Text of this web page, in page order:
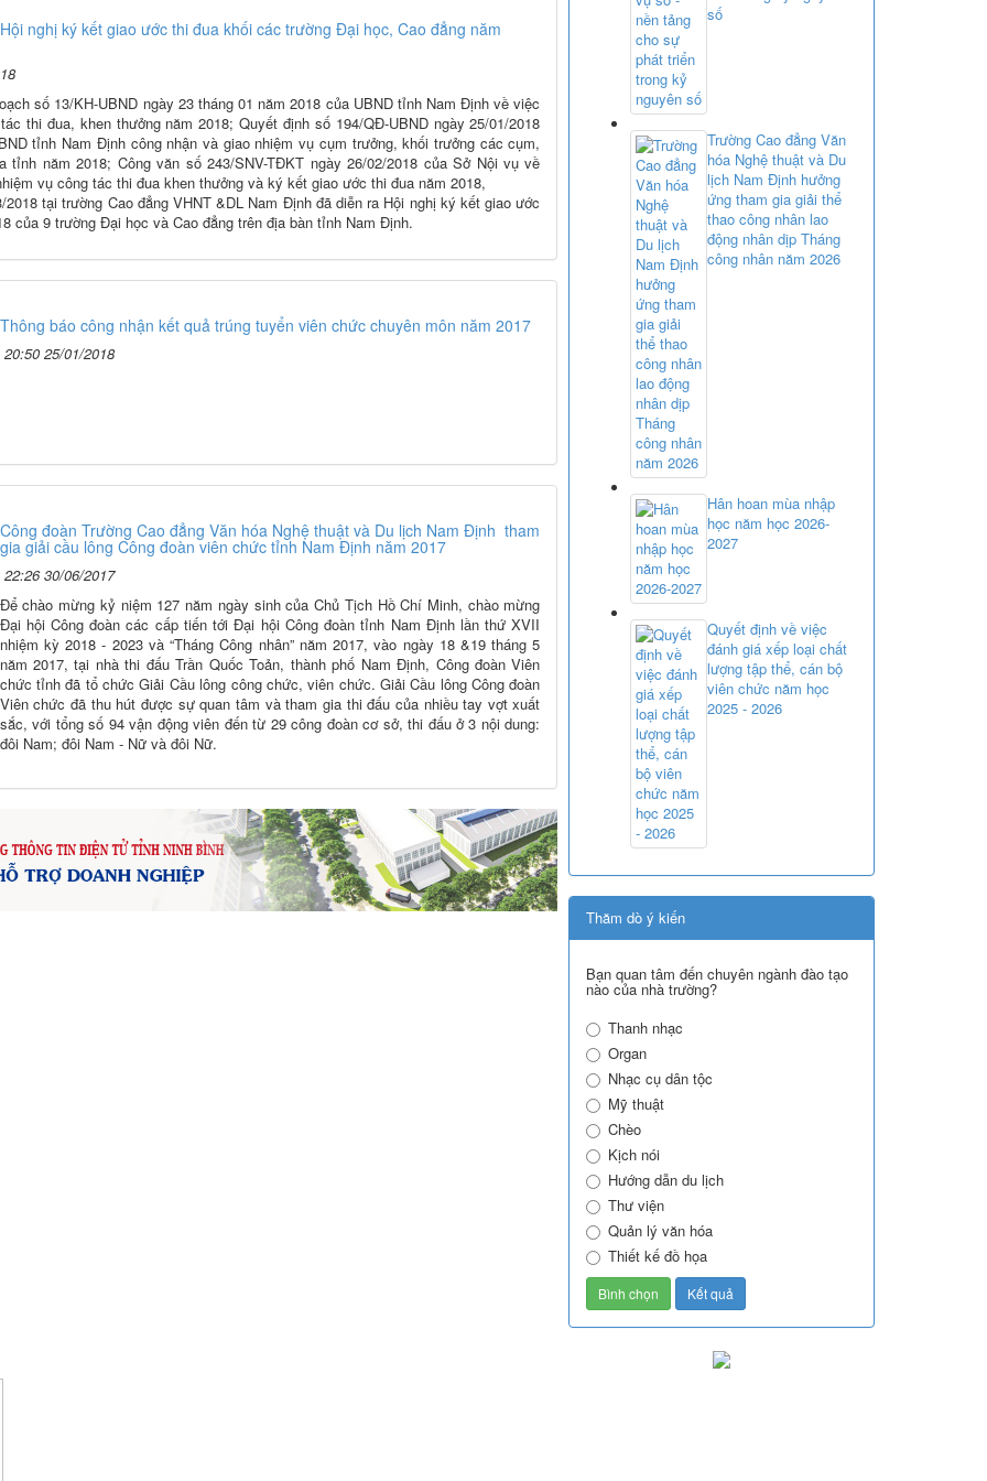
Hội nghị ký kết giao ước thi đua khối các trường Đại học, Cao đẳng năm
số 13/KH-UBND ngày 23 tháng 01 năm 2018 của UBND tỉnh Nam Định về việc
thi đua, khen thưởng năm 2018; Quyết định số 194/QĐ-UBND ngày 25/01/2018
tỉnh Nam Định công nhận và giao nhiệm vụ cụm trưởng, khối trưởng các cụm,
tỉnh năm 2018; Công văn số 243/SNV-TĐKT ngày 26/02/2018 của Sở Nội vụ về
vụ công tác thi đua khen thưởng và ký kết giao ước thi đua năm 2018,
2018 tại trường Cao đẳng VHNT &DL Nam Định đã diễn ra Hội nghị ký kết giao ước
của 9 trường Đại học và Cao đẳng trên địa bàn tỉnh Nam Định.
Thông báo công nhận kết quả trúng tuyển viên chức chuyên môn năm 2017
20:50 25/01/2018
Công đoàn Trường Cao đẳng Văn hóa Nghệ thuật và Du lịch Nam Định tham
gia giải cầu lông Công đoàn viên chức tỉnh Nam Định năm 2017
22:26 30/06/2017
Để chào mừng kỷ niệm 127 năm ngày sinh của Chủ Tịch Hồ Chí Minh, chào mừng
Đại hội Công đoàn các cấp tiến tới Đại hội Công đoàn tỉnh Nam Định lần thứ XVII
nhiệm kỳ 2018 - 2023 và “Tháng Công nhân” năm 2017, vào ngày 18 &19 tháng 5
năm 2017, tại nhà thi đấu Trần Quốc Toản, thành phố Nam Định, Công đoàn Viên
chức tỉnh đã tổ chức Giải Cầu lông công chức, viên chức. Giải Cầu lông Công đoàn
Viên chức đã thu hút được sự quan tâm và tham gia thi đấu của nhiều tay vợt xuất
sắc, với tổng số 94 vận động viên đến từ 29 công đoàn cơ sở, thi đấu ở 3 nội dung:
đôi Nam; đôi Nam - Nữ và đôi Nữ.
số
Trường Cao đẳng Văn
hóa Nghệ thuật và Du
lịch Nam Định hưởng
ứng tham gia giải thể
thao công nhân lao
động nhân dịp Tháng
công nhân năm 2026
Hân hoan mùa nhập
học năm học 2026-
2027
Quyết định về việc
đánh giá xếp loại chất
lượng tập thể, cán bộ
viên chức năm học
2025 - 2026
Thăm dò ý kiến
Bạn quan tâm đến chuyên ngành đào tạo
nào của nhà trường?
Thanh nhạc
Organ
Nhạc cụ dân tộc
Mỹ thuật
Chèo
Kịch nói
Hướng dẫn du lịch
Thư viện
Quản lý văn hóa
Thiết kế đồ họa